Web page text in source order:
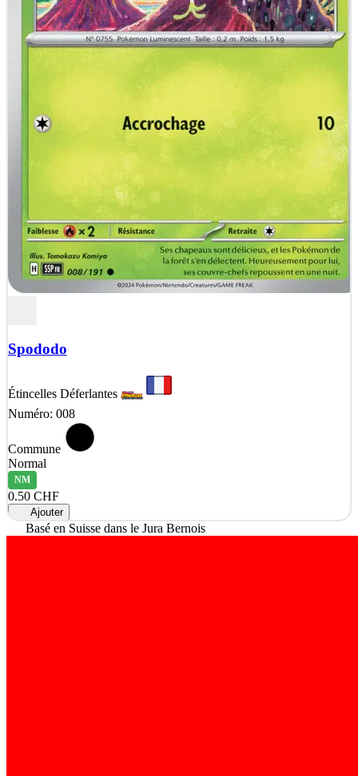
Spododo
Étincelles Déferlantes
Numéro: 008
Commune
Normal
NM
0.50 CHF
Ajouter
Basé en Suisse dans le Jura Bernois